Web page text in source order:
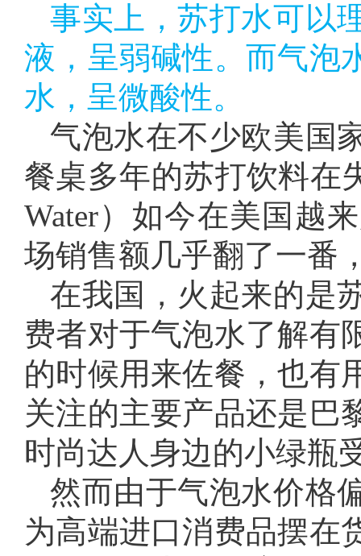
事实上，苏打水可以
液，呈弱碱性。而气泡
水，呈微酸性。
气泡水在不少欧美国
餐桌多年的苏打饮料在
Water）如今在美国越
场销售额几乎翻了一番
在我国，火起来的是
费者对于气泡水了解有
的时候用来佐餐，也有
关注的主要产品还是巴
时尚达人身边的小绿瓶
然而由于气泡水价格
为高端进口消费品摆在